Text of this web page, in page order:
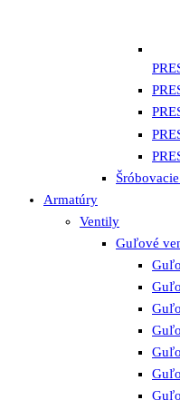
Armatúry
Ventily
Guľové